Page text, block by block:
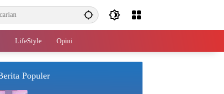
LifeStyle Opini
Populer